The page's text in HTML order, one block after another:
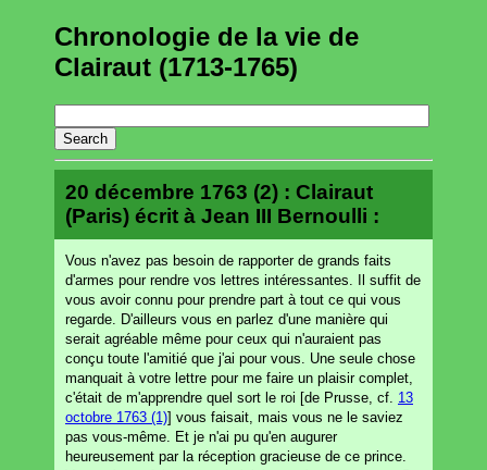
Chronologie de la vie de
Clairaut (1713-1765)
20 décembre 1763 (2) : Clairaut
(Paris) écrit à Jean III Bernoulli :
Vous n'avez pas besoin de rapporter de grands faits
d'armes pour rendre vos lettres intéressantes. Il suffit de
vous avoir connu pour prendre part à tout ce qui vous
regarde. D'ailleurs vous en parlez d'une manière qui
serait agréable même pour ceux qui n'auraient pas
conçu toute l'amitié que j'ai pour vous. Une seule chose
manquait à votre lettre pour me faire un plaisir complet,
c'était de m'apprendre quel sort le roi [de Prusse, cf. 13
octobre 1763 (1)] vous faisait, mais vous ne le saviez
pas vous-même. Et je n'ai pu qu'en augurer
heureusement par la réception gracieuse de ce prince.